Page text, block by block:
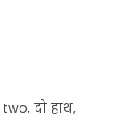
two, दो हाथ,